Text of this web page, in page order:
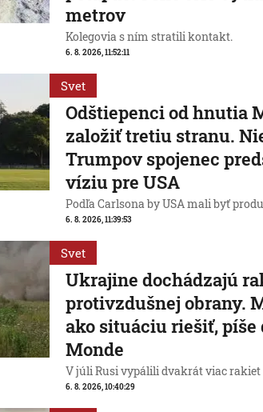
metrov
Kolegovia s ním stratili kontakt.
6. 8. 2026, 11:52:11
Svet
Odštiepenci od hnutia
založiť tretiu stranu.
Trumpov spojenec
víziu pre USA
Podľa Carlsona by USA mali byť
6. 8. 2026, 11:39:53
Svet
Ukrajine dochádzajú
protivzdušnej obrany.
ako situáciu riešiť, píše
Monde
V júli Rusi vypálili dvakrát viac rakiet
6. 8. 2026, 10:40:29